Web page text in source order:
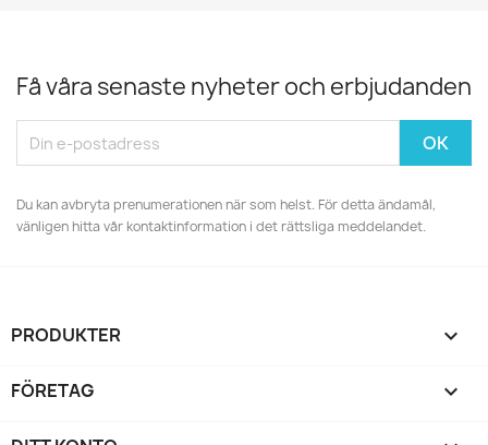
Få våra senaste nyheter och erbjudanden
Du kan avbryta prenumerationen när som helst. För detta ändamål,
vänligen hitta vår kontaktinformation i det rättsliga meddelandet.
PRODUKTER 
FÖRETAG 